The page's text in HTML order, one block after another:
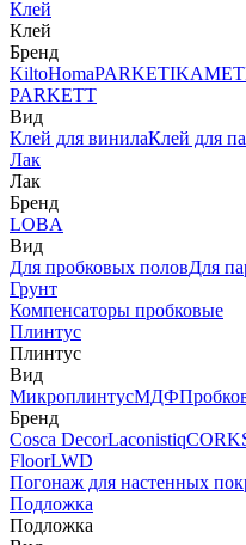
Клей
Клей
Бренд
KiltoHomaPARKETIKA
PARKETT
Вид
Клей для винилаКлей для
Лак
Лак
Бренд
LOBA
Вид
Для пробковых половДля
Грунт
Компенсаторы пробковые
Плинтус
Плинтус
Вид
МикроплинтусМДФ
Бренд
Cosca DecorLaconistiq
FloorLWD
Погонаж для настенных
Подложка
Подложка